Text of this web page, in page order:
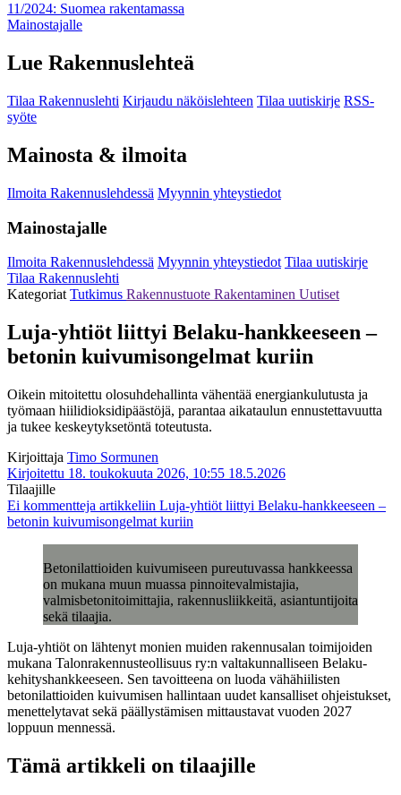
11/2024: Suomea rakentamassa
Mainostajalle
Lue Rakennuslehteä
Tilaa Rakennuslehti Kirjaudu näköislehteen Tilaa uutiskirje RSS-
syöte
Mainosta & ilmoita
Ilmoita Rakennuslehdessä Myynnin yhteystiedot
Mainostajalle
Ilmoita Rakennuslehdessä Myynnin yhteystiedot Tilaa uutiskirje
Tilaa Rakennuslehti
KategoriatTutkimus Rakennustuote Rakentaminen Uutiset
Luja-yhtiöt liittyi Belaku-hankkeeseen –
betonin kuivumisongelmat kuriin
Oikein mitoitettu olosuhdehallinta vähentää energiankulutusta ja
työmaan hiilidioksidipäästöjä, parantaa aikataulun ennustettavuutta
ja tukee keskeytyksetöntä toteutusta.
Kirjoittaja Timo Sormunen
Kirjoitettu 18. toukokuuta 2026, 10:55 18.5.2026
Tilaajille
Ei kommentteja artikkeliin Luja-yhtiöt liittyi Belaku-hankkeeseen –
betonin kuivumisongelmat kuriin
Betonilattioiden kuivumiseen pureutuvassa hankkeessa
on mukana muun muassa pinnoitevalmistajia,
valmisbetonitoimittajia, rakennusliikkeitä, asiantuntijoita
sekä tilaajia.
Luja-yhtiöt on lähtenyt monien muiden rakennusalan toimijoiden
mukana Talonrakennusteollisuus ry:n valtakunnalliseen Belaku-
kehityshankkeeseen. Sen tavoitteena on luoda vähähiilisten
betonilattioiden kuivumisen hallintaan uudet kansalliset ohjeistukset,
menettelytavat sekä päällystämisen mittaustavat vuoden 2027
loppuun mennessä.
Tämä artikkeli on tilaajille